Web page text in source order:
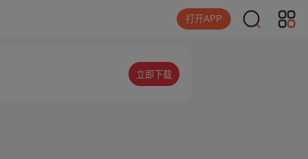
打开APP
立即下载